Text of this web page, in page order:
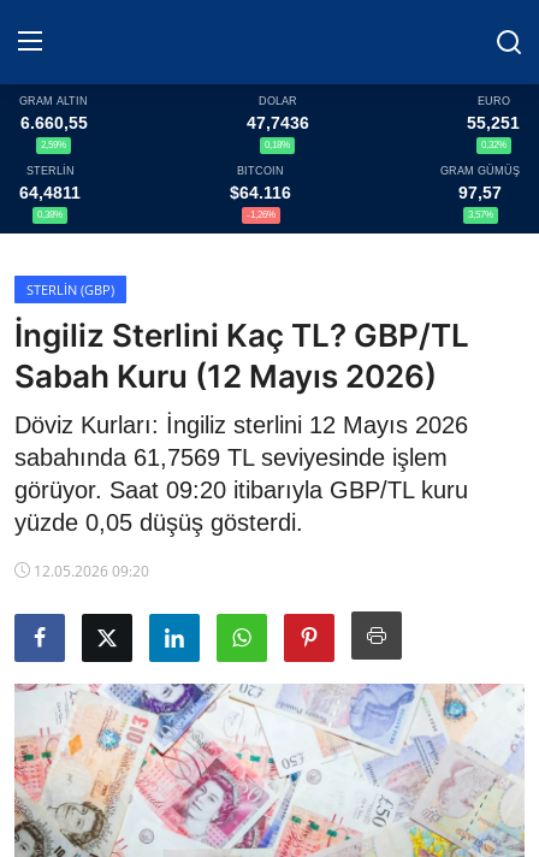
Haberler
Döviz
Altın Fiyatları
Döviz Kurları
Fonlar
Kripto Paralar
Çeviriciler
TCMB Kurları
Emtia Fiyatları
Kapalı Çarşı
Şirket Haberleri
GRAM ALTIN
6.660,55
2,59%
DOLAR
47,7436
0,18%
EURO
55,251
0,32%
STERLİN
64,4811
0,38%
BITCOIN
$64.116
-1,26%
GRAM GÜMÜŞ
97,57
3,57%
STERLIN (GBP)
İngiliz Sterlini Kaç TL? GBP/TL
Sabah Kuru (12 Mayıs 2026)
Döviz Kurları: İngiliz sterlini 12 Mayıs 2026
sabahında 61,7569 TL seviyesinde işlem
görüyor. Saat 09:20 itibarıyla GBP/TL kuru
yüzde 0,05 düşüş gösterdi.
12.05.2026 09:20